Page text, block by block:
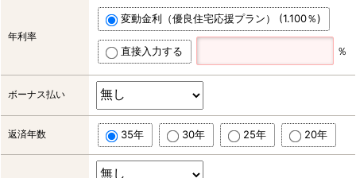
年利率
変動金利（優良住宅応援プラン） (1.100％)
直接入力する ％
ボーナス払い
返済年数 35年 30年 25年 20年